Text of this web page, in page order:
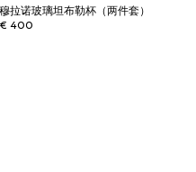
穆拉诺玻璃坦布勒杯（两件套）
€ 400